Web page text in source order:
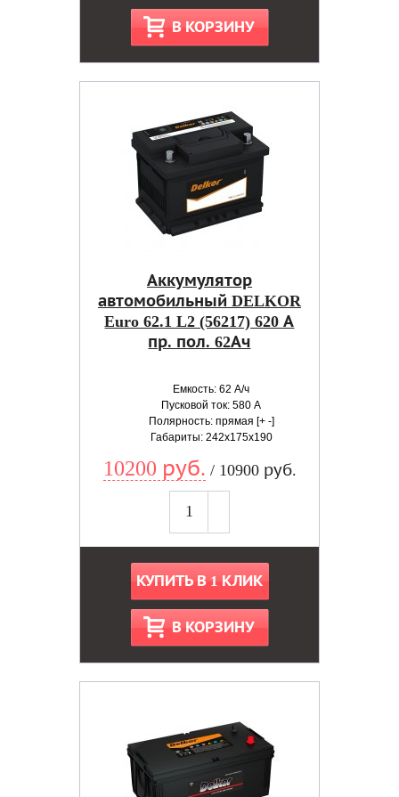
В КОРЗИНУ
Аккумулятор
автомобильный DELKOR
Euro 62.1 L2 (56217) 620 А
пр. пол. 62Ач
Емкость: 62 А/ч
Пусковой ток: 580 А
Полярность: прямая [+ -]
Габариты: 242x175x190
10200 руб. / 10900 руб.
КУПИТЬ В 1 КЛИК
В КОРЗИНУ